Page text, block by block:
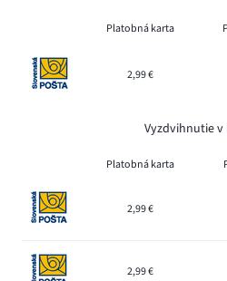
Platobná karta
2,99 €
Vyzdvihnutie v
Platobná karta
2,99 €
2,99 €